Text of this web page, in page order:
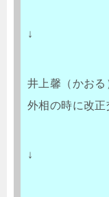
↓
井上馨（かお
外相の時に改
↓